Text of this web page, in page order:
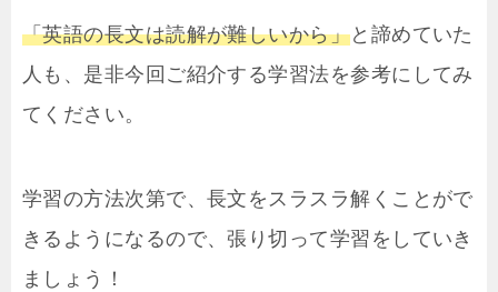
「英語の長文は読解が難しいから」と諦めていた
人も、是非今回ご紹介する学習法を参考にしてみ
てください。
学習の方法次第で、長文をスラスラ解くことがで
きるようになるので、張り切って学習をしていき
ましょう！